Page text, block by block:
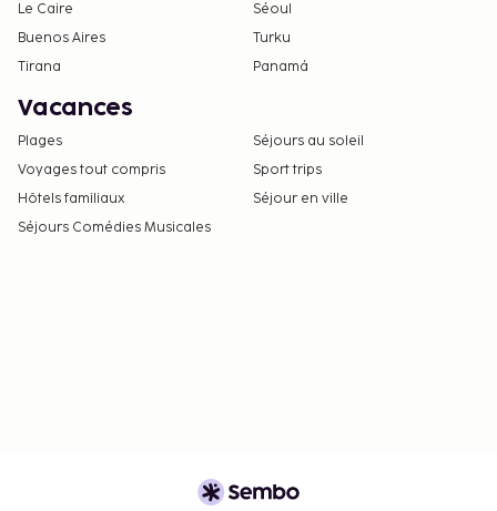
Le Caire
Séoul
Buenos Aires
Turku
Tirana
Panamá
Vacances
Plages
Séjours au soleil
Voyages tout compris
Sport trips
Hôtels familiaux
Séjour en ville
Séjours Comédies Musicales